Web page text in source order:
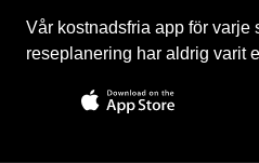
Vår kostnadsfria app för varje
reseplanering har aldrig varit